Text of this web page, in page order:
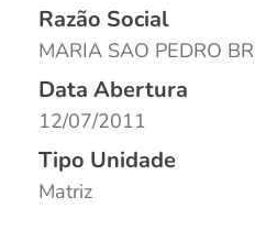
Razão Social
MARIA SAO PEDRO
Data Abertura
12/07/2011
Tipo Unidade
Matriz